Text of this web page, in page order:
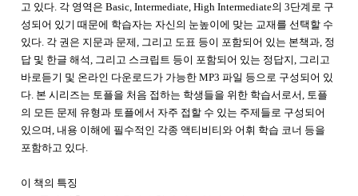
고 있다. 각 영역은 Basic, Intermediate, High Intermediate의 3단계로 구
성되어 있기 때문에 학습자는 자신의 눈높이에 맞는 교재를 선택할 수
있다. 각 권은 지문과 문제, 그리고 도표 등이 포함되어 있는 본책과, 정
답 및 한글 해석, 그리고 스크립트 등이 포함되어 있는 정답지, 그리고
바로듣기 및 온라인 다운로드가 가능한 MP3 파일 등으로 구성되어 있
다. 본 시리즈는 토플을 처음 접하는 학생들을 위한 학습서로서, 토플
의 모든 문제 유형과 토플에서 자주 접할 수 있는 주제들로 구성되어
있으며, 내용 이해에 필수적인 각종 액티비티와 어휘 학습 코너 등을
포함하고 있다.
이 책의 특징